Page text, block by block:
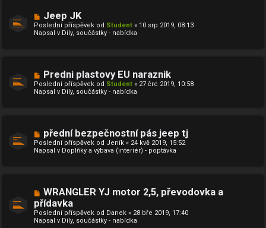
e
k
o
v
ý
ě
v
Jeep JK
Poslední příspěvek od Student « 10 srp 2019, 08:13
Napsal v Díly, součástky - nabídka
N
o
v
ý
p
ě
v
Predni plastovy EU naraznik
Poslední příspěvek od Student « 27 črc 2019, 10:58
Napsal v Díly, součástky - nabídka
N
o
v
ý
p
ě
v
e
k
přední bezpečnostní pás jeep tj
Poslední příspěvek od Jeník « 24 kvě 2019, 15:52
Napsal v Doplňky a výbava (interiér) - poptávka
N
o
v
ý
p
WRANGLER YJ motor 2,5, převodovka a
přídavka
Poslední příspěvek od Danek « 28 bře 2019, 17:40
Napsal v Díly, součástky - nabídka